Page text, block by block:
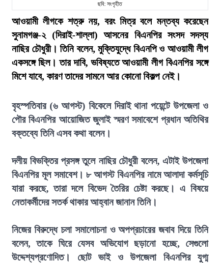
ছবি: সংগৃহীত
আওয়ামী লীগকে শত্রু নয়, বরং মিত্র বলে মন্তব্য করেছেন
সুনামগঞ্জ-২ (দিরাই-শাল্লা) আসনের বিএনপির সংসদ সদস্য
নাছির চৌধুরী। তিনি বলেন, মুক্তিযুদ্ধে বিএনপি ও আওয়ামী লীগ
একসঙ্গে ছিল। তার দাবি, ভবিষ্যতে আওয়ামী লীগ বিএনপির সঙ্গে
মিশে যাবে, কারণ তাদের সামনে আর কোনো বিকল্প নেই।
বৃহস্পতিবার (৬ আগস্ট) বিকেলে দিরাই থানা পয়েন্টে উপজেলা ও
পৌর বিএনপির আয়োজিত জুলাই স্মরণ সমাবেশে প্রধান অতিথির
বক্তব্যে তিনি এসব কথা বলেন।
দলীয় বিভক্তির প্রসঙ্গ তুলে নাছির চৌধুরী বলেন, এটাই উপজেলা
বিএনপির মূল সমাবেশ। ৮ আগস্ট বিএনপির নামে আলাদা কর্মসূচি
যারা করছে, তারা দলে বিভেদ তৈরির চেষ্টা করছে। এ বিষয়ে
নেতাকর্মীদের সতর্ক থাকার আহ্বান জানান তিনি।
নিজের বিরুদ্ধে চলা সমালোচনা ও অপপ্রচারের জবাব দিয়ে তিনি
বলেন, তাকে ঘিরে যেসব অভিযোগ ছড়ানো হচ্ছে, সেগুলো
উদ্দেশ্যপ্রণোদিত। ছোট ভাই ও উপজেলা বিএনপির যুগ্ম